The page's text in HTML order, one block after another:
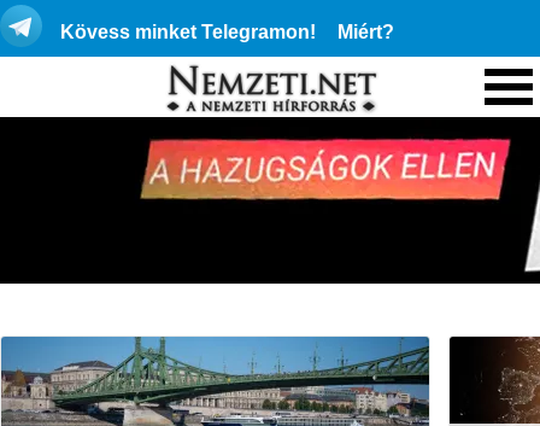
Kövess minket Telegramon! Miért?